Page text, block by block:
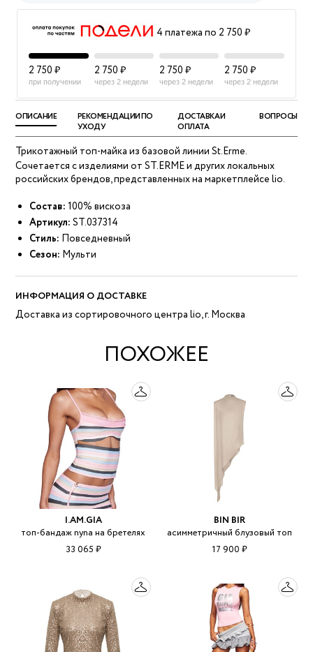
4 платежа по 2 750 ₽
2 750 ₽
при получении
2 750 ₽
через 2 недели
2 750 ₽
через 2 недели
2 750 ₽
через 2 недели
ОПИСАНИЕ
РЕКОМЕНДАЦИИ ПО
УХОДУ
ДОСТАВКА И
ОПЛАТА
ВОПРОСЫ
Трикотажный топ-майка из базовой линии St.Erme.
Сочетается с изделиями от ST.ERME и других локальных
российских брендов, представленных на маркетплейсе lio.
Состав: 100% вискоза
Артикул: ST.037314
Стиль: Повседневный
Сезон: Мульти
ИНФОРМАЦИЯ О ДОСТАВКЕ
Доставка из сортировочного центра lio, г. Москва
ПОХОЖЕЕ
I.AM.GIA
топ-бандаж nyna на бретелях
33 065 ₽
BIN BIR
асимметричный блузовый топ
17 900 ₽